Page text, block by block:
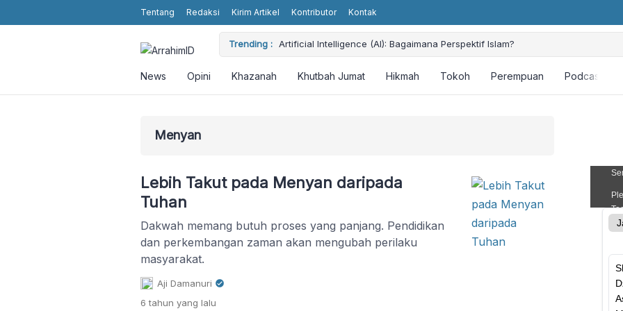
Tentang Redaksi Kirim Artikel Kontributor Kontak
Trending : Artificial Intelligence (AI): Bagaimana Perspektif Islam?
News Opini Khazanah Khutbah Jumat Hikmah Tokoh Perempuan Podcast
Menyan
Lebih Takut pada Menyan daripada
Tuhan
Dakwah memang butuh proses yang panjang. Pendidikan
dan perkembangan zaman akan mengubah perilaku
masyarakat.
Aji Damanuri
6 tahun yang lalu